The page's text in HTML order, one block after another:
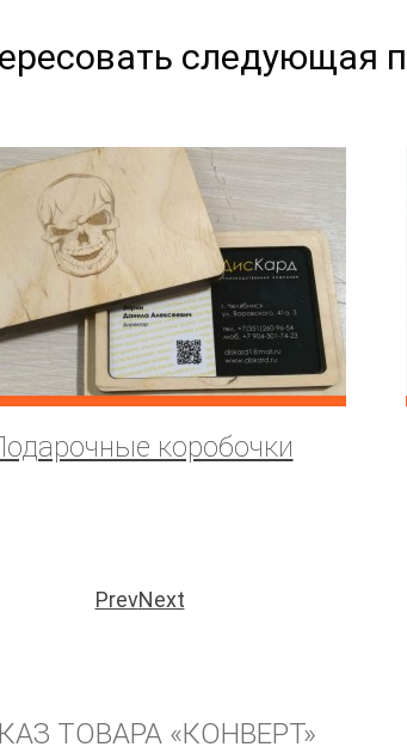
следующая
коробочки
PrevNext
ТОВАРА «КОНВЕРТ»